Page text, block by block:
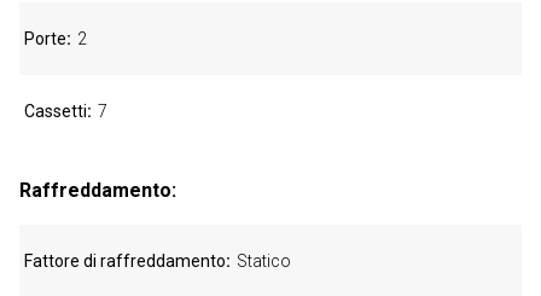
Porte 2
Cassetti 7
Raffreddamento:
Fattore di raffreddamento Statico